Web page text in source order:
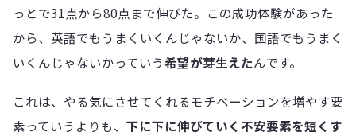
っとで31点から80点まで伸びた。この成功体験があった
から、英語でもうまくいくんじゃないか、国語でもうまく
いくんじゃないかっていう希望が芽生えたんです。
これは、やる気にさせてくれるモチベーションを増やす要
素っていうよりも、 下に下に伸びていく不安要素を短くす